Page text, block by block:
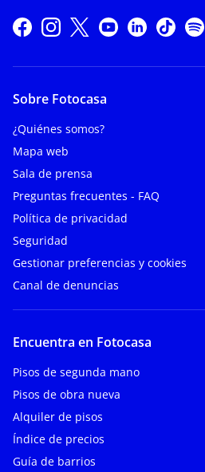
Sobre Fotocasa
¿Quiénes somos?
Mapa web
Sala de prensa
Preguntas frecuentes - FAQ
Política de privacidad
Seguridad
Gestionar preferencias y cookies
Canal de denuncias
Encuentra en Fotocasa
Pisos de segunda mano
Pisos de obra nueva
Alquiler de pisos
Índice de precios
Guía de barrios